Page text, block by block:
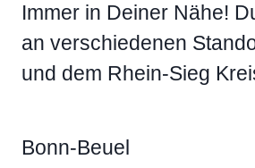
Immer in Deiner Nähe!
an verschiedenen
und dem Rhein-Sieg
Bonn-Beuel